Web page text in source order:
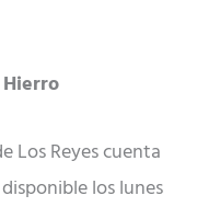
Los Reyes cuenta
los lunes